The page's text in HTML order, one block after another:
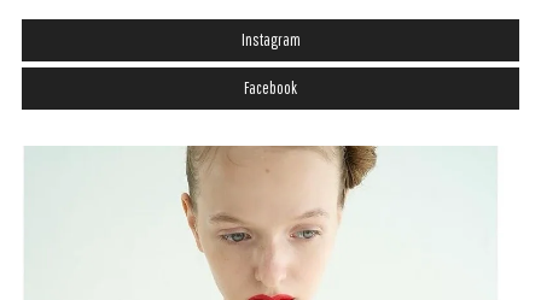
Instagram
Facebook